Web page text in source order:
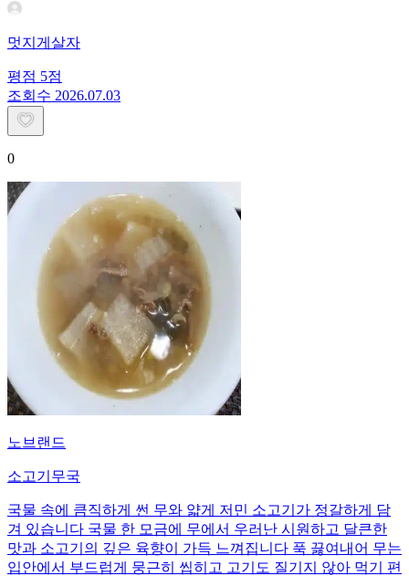
멋지게살자
평점 5점
조회수 2026.07.03
0
노브랜드
소고기무국
국물 속에 큼직하게 썬 무와 얇게 저민 소고기가 정갈하게 담
겨 있습니다 국물 한 모금에 무에서 우러난 시원하고 달큰한
맛과 소고기의 깊은 육향이 가득 느껴집니다 푹 끓여내어 무는
입안에서 부드럽게 뭉근히 씹히고 고기도 질기지 않아 먹기 편